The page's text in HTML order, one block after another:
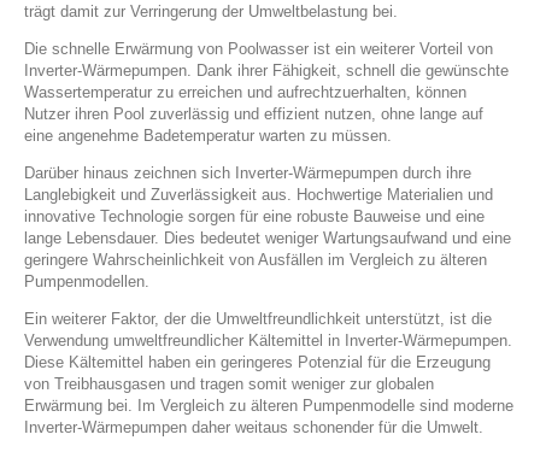
trägt damit zur Verringerung der Umweltbelastung bei.
Die schnelle Erwärmung von Poolwasser ist ein weiterer Vorteil von
Inverter-Wärmepumpen. Dank ihrer Fähigkeit, schnell die gewünschte
Wassertemperatur zu erreichen und aufrechtzuerhalten, können
Nutzer ihren Pool zuverlässig und effizient nutzen, ohne lange auf
eine angenehme Badetemperatur warten zu müssen.
Darüber hinaus zeichnen sich Inverter-Wärmepumpen durch ihre
Langlebigkeit und Zuverlässigkeit aus. Hochwertige Materialien und
innovative Technologie sorgen für eine robuste Bauweise und eine
lange Lebensdauer. Dies bedeutet weniger Wartungsaufwand und eine
geringere Wahrscheinlichkeit von Ausfällen im Vergleich zu älteren
Pumpenmodellen.
Ein weiterer Faktor, der die Umweltfreundlichkeit unterstützt, ist die
Verwendung umweltfreundlicher Kältemittel in Inverter-Wärmepumpen.
Diese Kältemittel haben ein geringeres Potenzial für die Erzeugung
von Treibhausgasen und tragen somit weniger zur globalen
Erwärmung bei. Im Vergleich zu älteren Pumpenmodelle sind moderne
Inverter-Wärmepumpen daher weitaus schonender für die Umwelt.